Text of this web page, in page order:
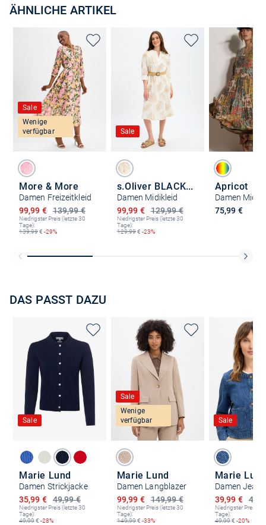
ÄHNLICHE ARTIKEL
Sale
Wenige
verfügbar
More & More
Damen Freizeitkleid
139,99 €
Ermäßigter Preis
99,99 €
Niedrigster Preis (letzte 30
Tage):
139,99€ -29%
Sale
s.Oliver BLACK LABEL
Damen Midikleid
129,99 €
Ermäßigter Preis
99,99 €
Niedrigster Preis (letzte 30
Tage):
129,99€ -23%
Apricot
Damen
75,99 €
DAS PASST DAZU
Sale
Marie Lund
Damen Strickjacke
49,99 €
Ermäßigter Preis
35,99 €
Niedrigster Preis (letzte 30
Tage):
49,99€ -28%
Sale
Wenige
verfügbar
Marie Lund
Damen Langblazer
149,99 €
Ermäßigter Preis
99,99 €
Niedrigster Preis (letzte 30
Tage):
149,99€ -33%
Sale
Marie
Ermäßigter
39,99 €
Niedrigster Preis
Tage):
49,99€ -20%